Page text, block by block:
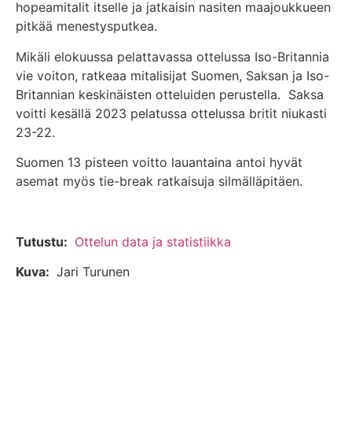
hopeamitalit itselle ja jatkaisin nasiten maajoukkueen
pitkää menestysputkea.
Mikäli elokuussa pelattavassa ottelussa Iso-Britannia
vie voiton, ratkeaa mitalisijat Suomen, Saksan ja Iso-
Britannian keskinäisten otteluiden perustella. Saksa
voitti kesällä 2023 pelatussa ottelussa britit niukasti
23-22.
Suomen 13 pisteen voitto lauantaina antoi hyvät
asemat myös tie-break ratkaisuja silmälläpitäen.
Tutustu: Ottelun data ja statistiikka
Kuva: Jari Turunen